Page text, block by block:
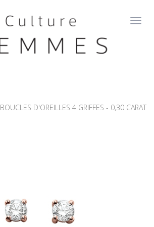
BOUCLES D'OREILLES 4 GRIFFES - 0,30 CARAT